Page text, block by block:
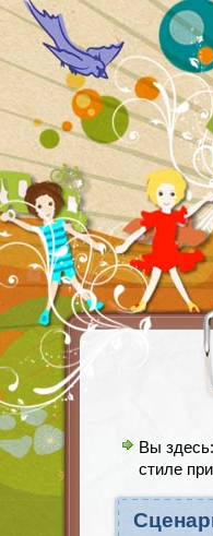
Вы здесь:
стиле